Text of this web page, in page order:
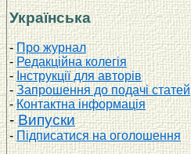
Українська
-Про журнал
-Редакційна колегія
- Інструкції для авторів
-Запрошення до подачі статей
-Контактна інформація
-Випуски
-Підписатися на оголошення